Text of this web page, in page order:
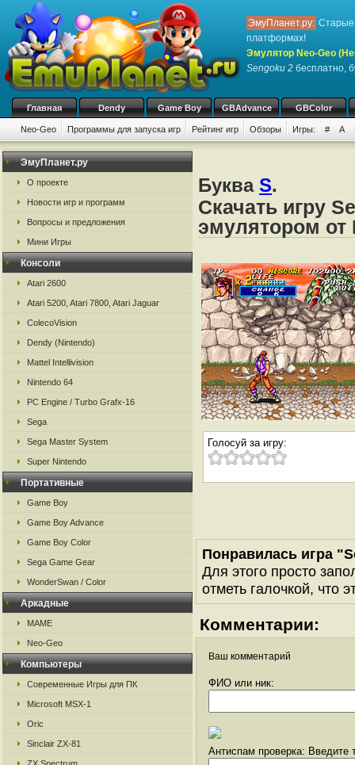
ЭмуПланет.ру: Старые
платформах!
Эмулятор Neo-Geo
Sengoku 2 бесплатно,
Главная Dendy Game Boy GBAdvance GBColor
Neo-Geo Программы для запуска игр Рейтинг игр Обзоры Игры: # A
ЭмуПланет.ру
О проекте
Новости игр и программ
Вопросы и предложения
Мини Игры
Консоли
Atari 2600
Atari 5200, Atari 7800, Atari Jaguar
ColecoVision
Dendy (Nintendo)
Mattel Intellivision
Nintendo 64
PC Engine / Turbo Grafx-16
Sega
Sega Master System
Super Nintendo
Портативные
Game Boy
Game Boy Advance
Game Boy Color
Sega Game Gear
WonderSwan / Color
Аркадные
MAME
Neo-Geo
Компьютеры
Современные Игры для ПК
Microsoft MSX-1
Oric
Sinclair ZX-81
Буква S.
Скачать игру
эмулятором от
Голосуй за игру:
Понравилась игра
Для этого просто
отметь галочкой, что
Комментарии:
Ваш комментарий
ФИО или ник:
Антиспам проверка: Введите